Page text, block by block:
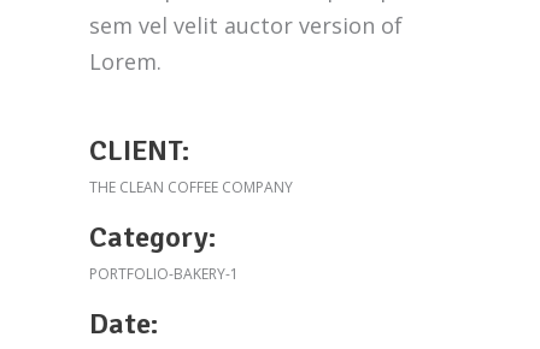
sem vel velit auctor version of
Lorem.
CLIENT:
THE CLEAN COFFEE COMPANY
Category:
PORTFOLIO-BAKERY-1
Date: